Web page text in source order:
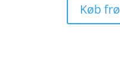
Køb frø